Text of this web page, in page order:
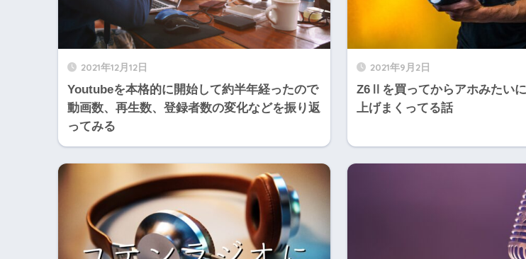
2021年12月12日
Youtubeを本格的に開始して約半年経ったので
動画数、再生数、登録者数の変化などを振り返
ってみる
2021年9月2日
Z6Ⅱを買ってからアホみたい
上げまくってる話